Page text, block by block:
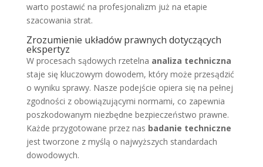
warto postawić na profesjonalizm już na etapie
szacowania strat.
Zrozumienie układów prawnych dotyczących
ekspertyz
W procesach sądowych rzetelna analiza techniczna
staje się kluczowym dowodem, który może przesądzić
o wyniku sprawy. Nasze podejście opiera się na pełnej
zgodności z obowiązującymi normami, co zapewnia
poszkodowanym niezbędne bezpieczeństwo prawne.
Każde przygotowane przez nas badanie techniczne
jest tworzone z myślą o najwyższych standardach
dowodowych.